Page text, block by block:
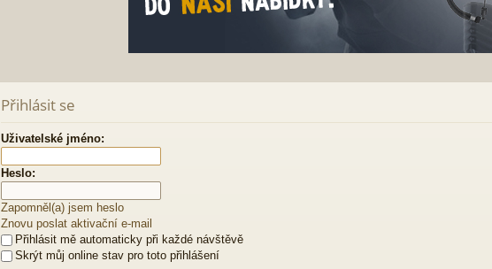
Přihlásit se
Uživatelské jméno:
Heslo:
Zapomněl(a) jsem heslo
Znovu poslat aktivační e-mail
Přihlásit mě automaticky při každé návštěvě
Skrýt můj online stav pro toto přihlášení